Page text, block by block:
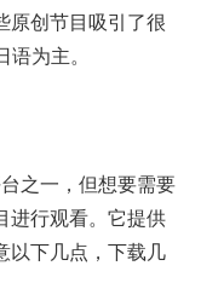
原创节目吸引了很
为主。
之一，但想要需要
进行观看。它提供
以下几点，下载几